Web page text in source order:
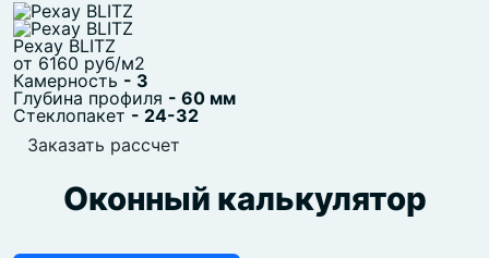
Рехау BLITZ
от 6160 руб/м2
Камерность - 3
Глубина профиля - 60 мм
Стеклопакет - 24-32
Заказать рассчет
Оконный калькулятор